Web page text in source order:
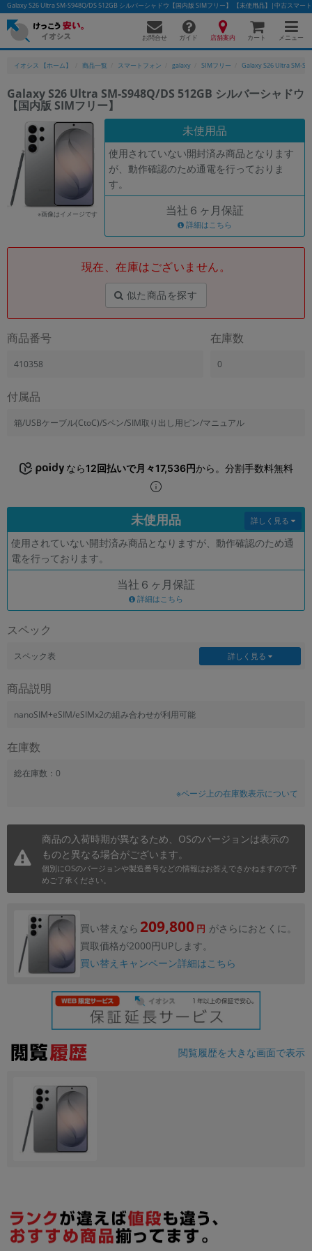
Galaxy S26 Ultra SM-S948Q/DS 512GB シルバーシャドウ【国内版 SIMフリー】 【未使用品】|中古スマー
お問合せ ガイド 店舗案内 カート メニュー
イオシス 【ホーム】 商品一覧 スマートフォン galaxy SIMフリー Galaxy S26 Ultra SM-
Galaxy S26 Ultra SM-S948Q/DS 512GB シルバーシャドウ
【国内版 SIMフリー】
※画像はイメージです
未使用品
使用されていない開封済み商品となります
が、動作確認のため通電を行っておりま
す。
当社６ヶ月保証
詳細はこちら
現在、在庫はございません。
似た商品を探す
商品番号
410358
在庫数
0
付属品
箱/USBケーブル(CtoC)/Sペン/SIM取り出し用ピン/マニュアル
なら12回払いで月々17,536円から。分割手数料無料
未使用品
使用されていない開封済み商品となりますが、動作確認のため通
電を行っております。
詳しく見る
当社６ヶ月保証
詳細はこちら
スペック
スペック表 詳しく見る
商品説明
nanoSIM+eSIM/eSIMx2の組み合わせが利用可能
在庫数
総在庫数：0
※ページ上の在庫数表示について
商品の入荷時期が異なるため、OSのバージョンは表示の
ものと異なる場合がございます。
個別にOSのバージョンや製造番号などの情報はお答えできかねますので予
めご了承ください。
買い替えなら 209,800 円 がさらにおとくに。
買取価格が2000円UPします。
買い替えキャンペーン詳細はこちら
閲覧履歴を大きな画面で表示
かんたんパソコン検索に切り替える
フリーワード
除外ワード
人気の検索ワード： Let's note
「スマートフォン」「タブレット」など
メーカー
「Apple」「SONY」「SHARP」など
機能・特徴
「新品」「未使用」「中古」など
CPU
CPUの絞り込み
年 月 まで
各項目のチェックボックスは「or検索」となります。
ただし機能別のみ「and検索」となります。